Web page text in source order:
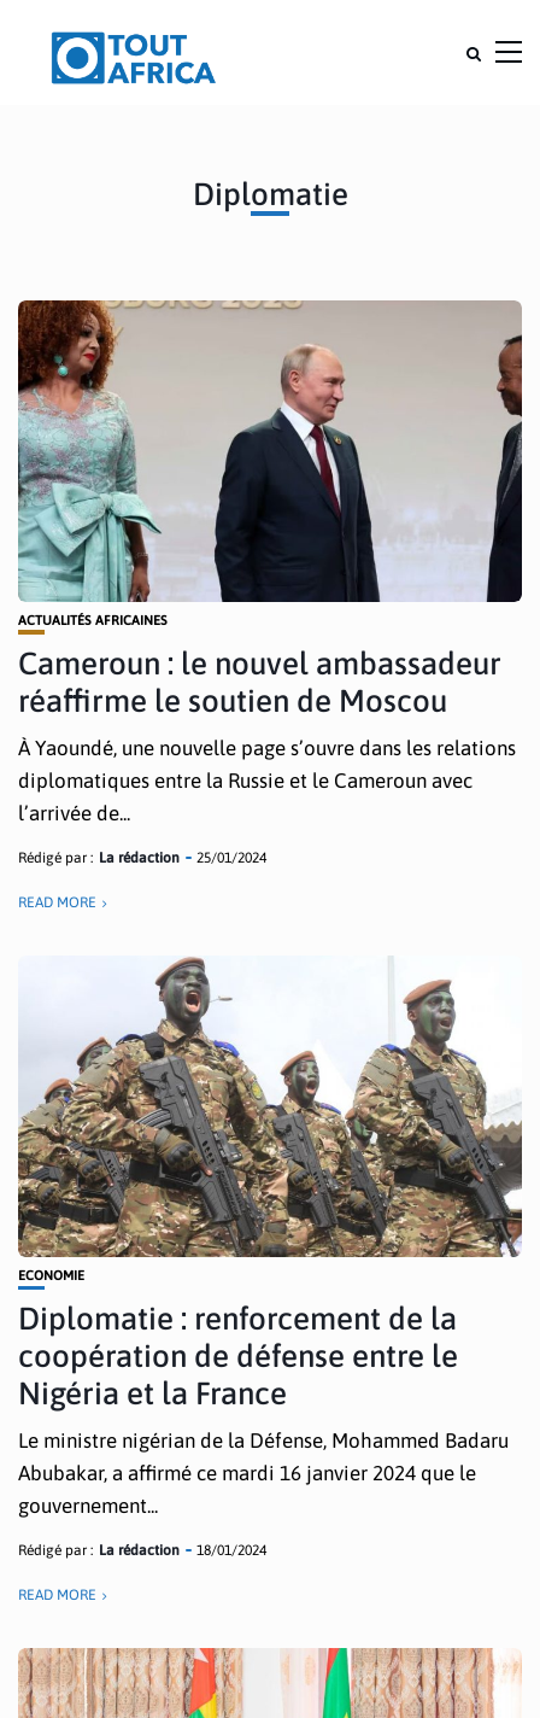
Diplomatie
ACTUALITÉS AFRICAINES
Cameroun : le nouvel ambassadeur
réaffirme le soutien de Moscou
À Yaoundé, une nouvelle page s’ouvre dans les relations
diplomatiques entre la Russie et le Cameroun avec
l’arrivée de...
Rédigé par : La rédaction 25/01/2024
READ MORE
ECONOMIE
Diplomatie : renforcement de la
coopération de défense entre le
Nigéria et la France
Le ministre nigérian de la Défense, Mohammed Badaru
Abubakar, a affirmé ce mardi 16 janvier 2024 que le
gouvernement...
Rédigé par : La rédaction 18/01/2024
READ MORE